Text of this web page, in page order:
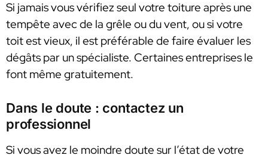
Si jamais vous vérifiez seul votre toiture après une
tempête avec de la grêle ou du vent, ou si votre
toit est vieux, il est préférable de faire évaluer les
dégâts par un spécialiste. Certaines entreprises le
font même gratuitement.
Dans le doute : contactez un
professionnel
Si vous avez le moindre doute sur l’état de votre